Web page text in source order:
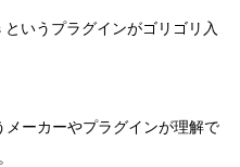
いうプラグインがゴリゴリ入
メーカーやプラグインが理解で